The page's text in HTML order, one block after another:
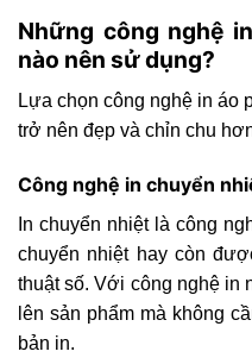
Những công nghệ
nào nên sử dụng?
Lựa chọn công nghệ in áo
trở nên đẹp và chỉn chu
Công nghệ in chuyển
In chuyển nhiệt là công
chuyển nhiệt hay còn
thuật số. Với công nghệ in
lên sản phẩm mà không
bản in.